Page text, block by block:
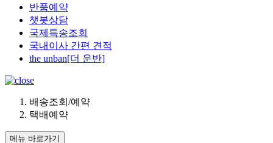
반품예약
챗봇상담
국제특송조회
국내이사 간편 견적
the unban[더 운반]
배송조회/예약
택배예약
메뉴 바로가기